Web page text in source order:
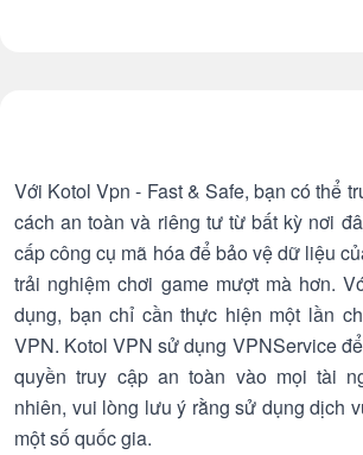
Với Kotol Vpn - Fast & Safe, bạn có thể
cách an toàn và riêng tư từ bất kỳ nơi
cấp công cụ mã hóa để bảo vệ dữ liệu
trải nghiệm chơi game mượt mà hơn.
dụng, bạn chỉ cần thực hiện một lần
VPN. Kotol VPN sử dụng VPNService
quyền truy cập an toàn vào mọi tài
nhiên, vui lòng lưu ý rằng sử dụng dịch
một số quốc gia.